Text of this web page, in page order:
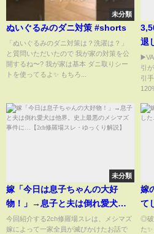
未分類
ぬいぐるみのダニ対策 #shorts
「ぬいぐるみのダニ対策は？洗濯は？」
と質問いただいたので 我が家の対策を公
開するね〜? 我が家は基本 ダニ取りシー
トを使ってるよ✨ もちろ...
退
引
引
未分類
嫁「今日は息子ちゃんの大好
物！」→息子と夫は倒れ愛犬は
他界。史上最悪のメシマズ事件
に…【2ch修羅場スレ・ゆっくり
今回紹介する2ch修羅場スレは、メシマズ
嫁によって一家全員が滅びかけたお話で
嫁
て
◎破
た